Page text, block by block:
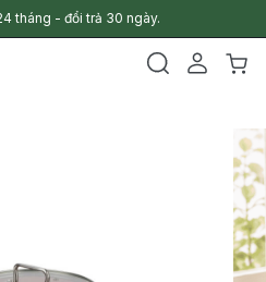
tháng - đổi trả 30 ngày.